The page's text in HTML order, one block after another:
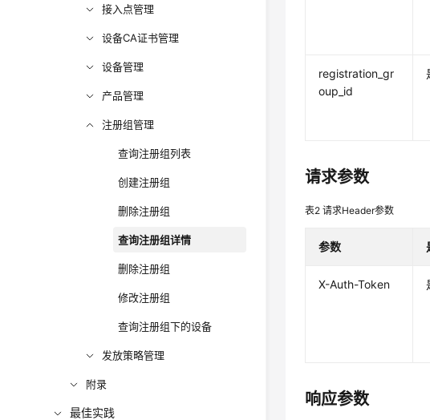
接入点管理
设备CA证书管理
设备管理
产品管理
注册组管理
查询注册组列表
创建注册组
删除注册组
查询注册组详情
删除注册组
修改注册组
查询注册组下的设备
发放策略管理
附录
最佳实践
registration_gr
oup_id
请求参数
表2请求Header参数
参数
X-Auth-Token
响应参数